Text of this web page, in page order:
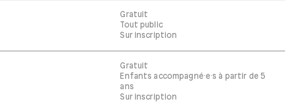
Gratuit
Tout public
Sur inscription
Gratuit
Enfants accompagné·e·s à partir de 5
ans
Sur inscription